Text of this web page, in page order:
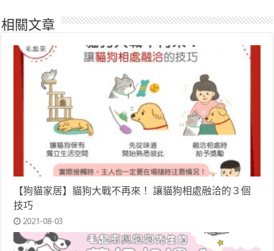
相關文章
【狗貓家居】貓狗大戰不再來！ 讓貓狗相處融洽的３個
技巧
2021-08-03